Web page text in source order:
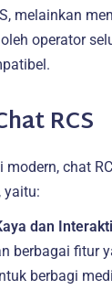
melainkan
operator
RCS
chat
yaitu:
dan
berbagai fitur
berbagi